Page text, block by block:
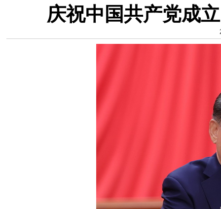
庆祝中国共产党成